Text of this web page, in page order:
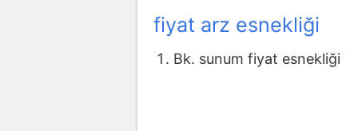
fiyat arz esnekliği
Bk. sunum fiyat esnekliği